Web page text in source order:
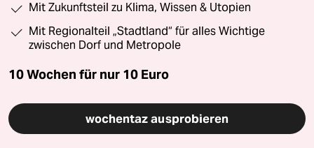
Mit Zukunftsteil zu Klima, Wissen & Utopien
Mit Regionalteil „Stadtland“ für alles Wichtige
zwischen Dorf und Metropole
10 Wochen für nur 10 Euro
wochentaz ausprobieren